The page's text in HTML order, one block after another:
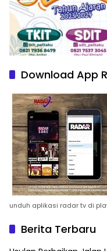
Download App
unduh aplikasi radar tv di
Berita Terbaru